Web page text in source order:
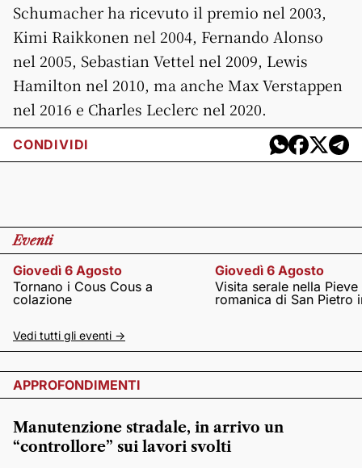
Schumacher ha ricevuto il premio nel 2003,
Kimi Raikkonen nel 2004, Fernando Alonso
nel 2005, Sebastian Vettel nel 2009, Lewis
Hamilton nel 2010, ma anche Max Verstappen
nel 2016 e Charles Leclerc nel 2020.
CONDIVIDI
Eventi
Giovedì 6 Agosto
Tornano i Cous Cous a
colazione
Giovedì 6 Agosto
Visita serale nella Pieve
romanica di San Pietro
Vedi tutti gli eventi ->
APPROFONDIMENTI
Manutenzione stradale, in arrivo un
“controllore” sui lavori svolti